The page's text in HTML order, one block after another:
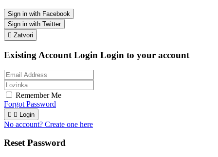
Sign in with Facebook
Sign in with Twitter
 Zatvori
Existing Account Login Login to your account
Remember Me
Forgot Password
  Login
No account? Create one here
Reset Password